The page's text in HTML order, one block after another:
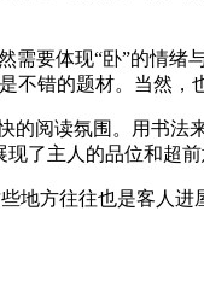
要体现“卧”的情绪
错的题材。当然，
阅读氛围。用书法
了主人的品位和超前
方往往也是客人进